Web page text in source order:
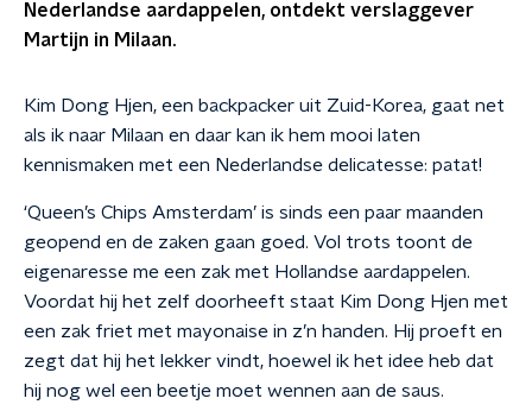
Nederlandse aardappelen, ontdekt verslaggever
Martijn in Milaan.
Kim Dong Hjen, een backpacker uit Zuid-Korea, gaat net
als ik naar Milaan en daar kan ik hem mooi laten
kennismaken met een Nederlandse delicatesse: patat!
‘Queen’s Chips Amsterdam’ is sinds een paar maanden
geopend en de zaken gaan goed. Vol trots toont de
eigenaresse me een zak met Hollandse aardappelen.
Voordat hij het zelf doorheeft staat Kim Dong Hjen met
een zak friet met mayonaise in z’n handen. Hij proeft en
zegt dat hij het lekker vindt, hoewel ik het idee heb dat
hij nog wel een beetje moet wennen aan de saus.